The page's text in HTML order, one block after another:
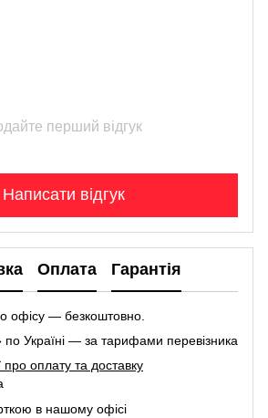
перший відгук
Написати відгук
Оплата Гарантія
офісу — безкоштовно.
Україні — за тарифами перевізника
про оплату та доставку
в нашому офісі